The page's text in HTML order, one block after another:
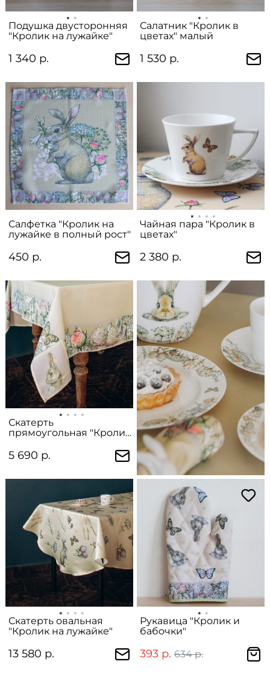
Подушка двусторонняя
"Кролик на лужайке"
1 340 р.
Салатник "Кролик в
цветах" малый
1 530 р.
Салфетка "Кролик на
лужайке в полный рост"
450 р.
Чайная пара "Кролик в
цветах"
2 380 р.
Скатерть
прямоугольная "Кролик
5 690 р.
Скатерть овальная
"Кролик на лужайке"
13 580 р.
Рукавица "Кролик и
бабочки"
393 р. 634 р.